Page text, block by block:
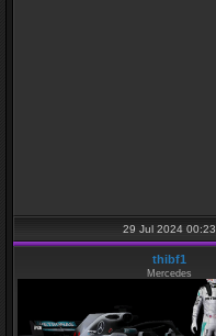
29 Jul 2024 00:23
thibf1
Mercedes